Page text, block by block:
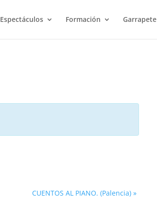
Espectáculos Formación Garrapete
CUENTOS AL PIANO. (Palencia)»